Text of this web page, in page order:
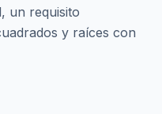
un requisito
y raíces con